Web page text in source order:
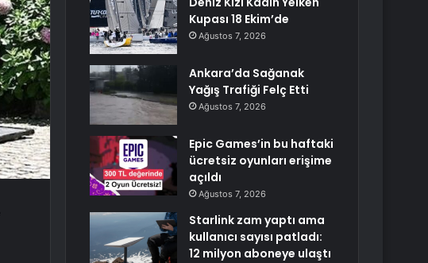
Kupası 18 Ekim’de
Ağustos 7, 2026
Ankara’da Sağanak
Yağış Trafiği Felç Etti
Ağustos 7, 2026
Epic Games’in bu haftaki
ücretsiz oyunları erişime
açıldı
Ağustos 7, 2026
Starlink zam yaptı ama
kullanıcı sayısı patladı:
12 milyon aboneye ulaştı